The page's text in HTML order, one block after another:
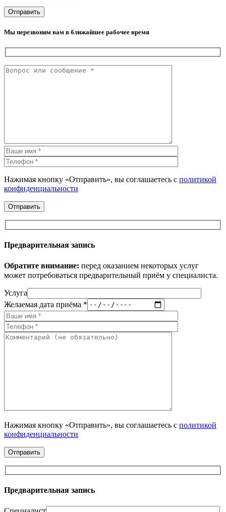
Мы перезвоним вам в ближайшее рабочее время
Нажимая кнопку «Отправить», вы соглашаетесь с политикой
конфиденциальности
Предварительная запись
Обратите внимание: перед оказанием некоторых услуг
может потребоваться предварительный приём у специалиста.
Услуга
Желаемая дата приёма *
Нажимая кнопку «Отправить», вы соглашаетесь с политикой
конфиденциальности
Предварительная запись